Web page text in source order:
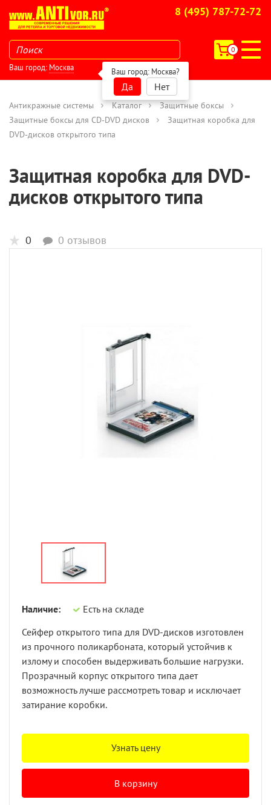
8 (495) 787-72-72
0
Ваш город: Москва Ваш город: Москва?
Да Нет
Антикражные системы Каталог
Защитные боксы
Защитные боксы для CD-DVD дисков
Защитная коробка для
DVD-дисков открытого типа
Защитная коробка для DVD-
дисков открытого типа
0 0 отзывов
Наличие:
Есть на складе
Сейфер открытого типа для DVD-дисков изготовлен
из прочного поликарбоната, который устойчив к
излому и способен выдерживать большие нагрузки.
Прозрачный корпус открытого типа дает
возможность лучше рассмотреть товар и исключает
затирание коробки.
Узнать цену
В корзину